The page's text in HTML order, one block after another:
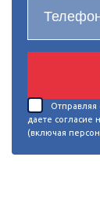
даете согласие
(включая